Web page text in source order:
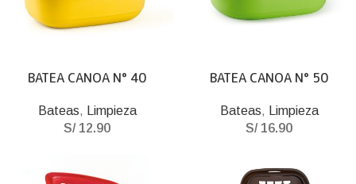
BATEA CANOA N° 40
Bateas,
Limpieza
S/12.90
BATEA CANOA N° 50
Bateas,
Limpieza
S/16.90